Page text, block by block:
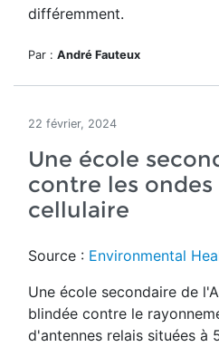
différemment.
Par : André Fauteux
22 février, 2024
Une école
contre les
cellulaire
Source : Environmental
Une école secondaire de
blindée contre le
d'antennes relais situées à